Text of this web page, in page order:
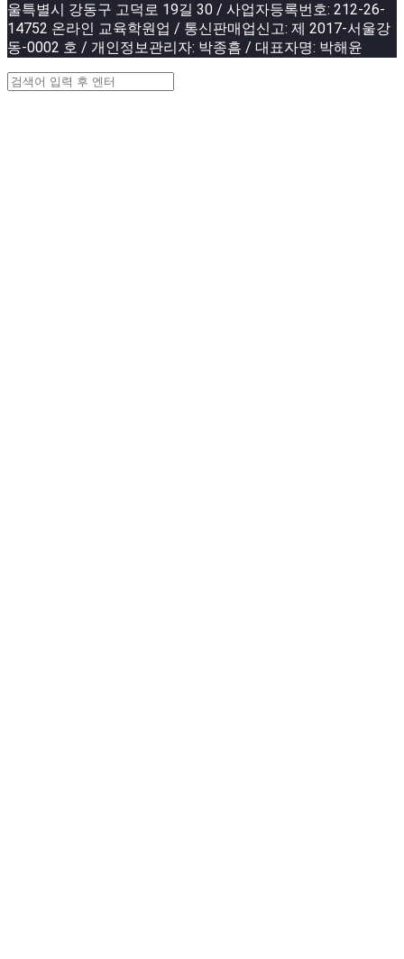
울특별시 강동구 고덕로 19길 30 / 사업자등록번호: 212-26-
14752 온라인 교육학원업 / 통신판매업신고: 제 2017-서울강
동-0002 호 / 개인정보관리자: 박종흠 / 대표자명: 박해윤